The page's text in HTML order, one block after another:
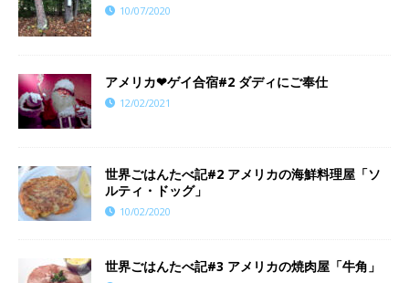
10/07/2020
アメリカ❤︎ゲイ合宿#2 ダディにご奉仕
12/02/2021
世界ごはんたべ記#2 アメリカの海鮮料理屋「ソ
ルティ・ドッグ」
10/02/2020
世界ごはんたべ記#3 アメリカの焼肉屋「牛角」